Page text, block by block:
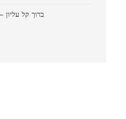
Baruch Kel Elyon – ברוך קל עליון